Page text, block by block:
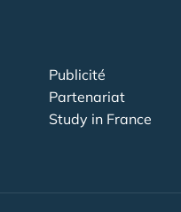
Publicité
Partenariat
Study in France